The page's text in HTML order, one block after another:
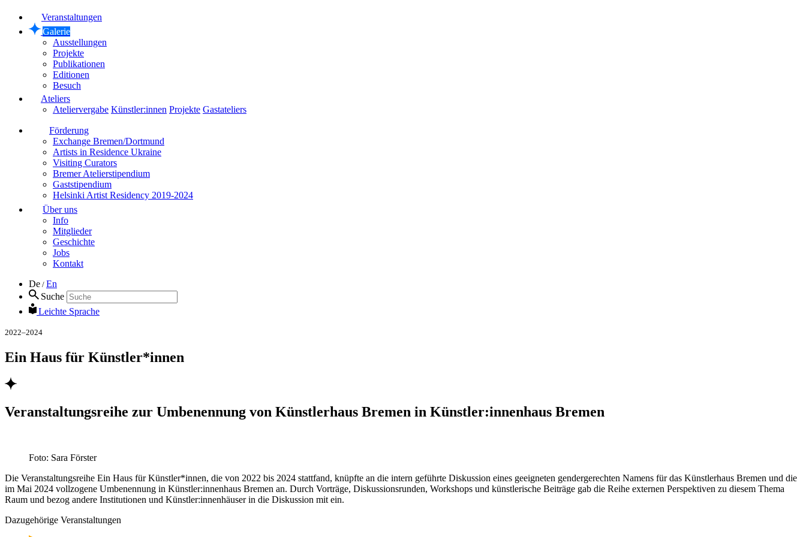
Veranstaltungen
Galerie
Ausstellungen
Projekte
Publikationen
Editionen
Besuch
Ateliers
Ateliervergabe Künstler:innen Projekte Gastateliers
Förderung
Exchange Bremen/Dortmund
Artists in Residence Ukraine
Visiting Curators
Bremer Atelierstipendium
Gaststipendium
Helsinki Artist Residency 2019-2024
Über uns
Info
Mitglieder
Geschichte
Jobs
Kontakt
De / En
Suche
Leichte Sprache
2022–2024
Ein Haus für Künstler*innen
Veranstaltungsreihe zur Umbenennung von Künstlerhaus Bremen in Künstler:innenhaus Bremen
Foto: Sara Förster
Die Veranstaltungsreihe Ein Haus für Künstler*innen, die von 2022 bis 2024 stattfand, knüpfte an die intern geführte Diskussion eines geeigneten gendergerechten Namens für das Künstlerhaus Bremen und die
im Mai 2024 vollzogene Umbenennung in Künstler:innenhaus Bremen an. Durch Vorträge, Diskussionsrunden, Workshops und künstlerische Beiträge gab die Reihe externen Perspektiven zu diesem Thema
Raum und bezog andere Institutionen und Künstler:innenhäuser in die Diskussion mit ein.
Dazugehörige Veranstaltungen